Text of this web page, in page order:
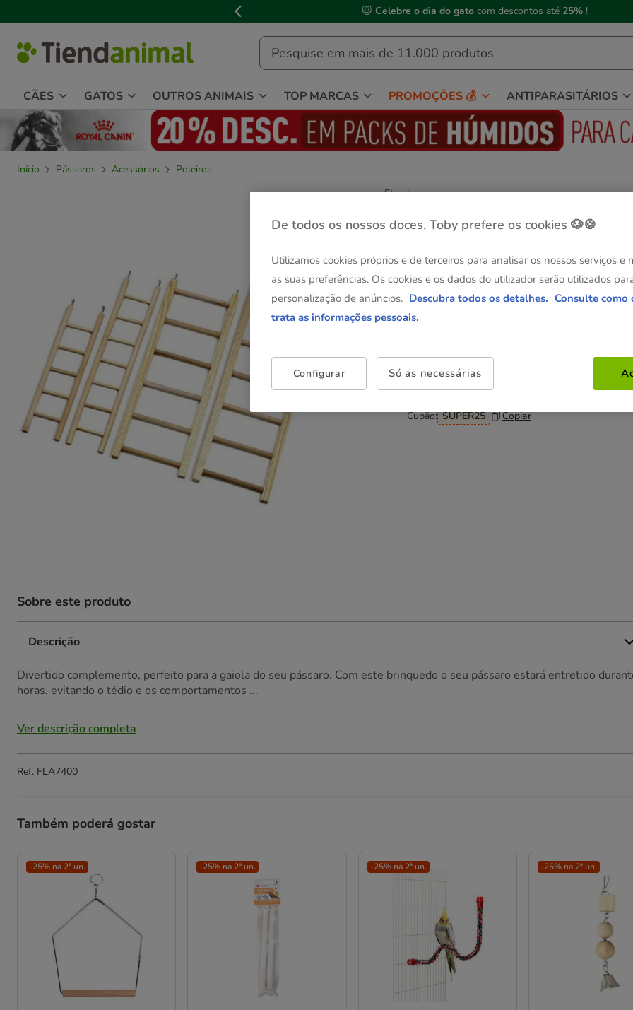
de
mensagem,
🐱 Celebre o dia do gato com descontos até 25% !
CÃES GATOS OUTROS ANIMAIS TOP MARCAS PROMOÇÕES 💰 ANTIPARASITÁRIOS
Início Pássaros Acessórios
Poleiros
Flamingo
Ver descrição
Formato:65cm
65cm
-25% na 2ª un.
8.59€
Cupão: SUPER25 Copiar
Sobre este produto
Descrição
Divertido complemento, perfeito para a gaiola do seu pássaro. Com este brinquedo o seu pássaro estará entretido
horas, evitando o tédio e os comportamentos ...
Ver descrição completa
Ref. FLA7400
Também poderá gostar
-25% na 2ª un. -25% na 2ª un. -25% na 2ª un. -25% na 2ª un.
De todos os nossos doces, Toby prefere os cookies 🐶🍪
Utilizamos cookies próprios e de terceiros para analisar os nossos serviços e
as suas preferências. Os cookies e os dados do utilizador serão utilizados
personalização de anúncios. Descubra todos os detalhes. Consulte como
trata as informações pessoais.
Configurar Só as necessárias